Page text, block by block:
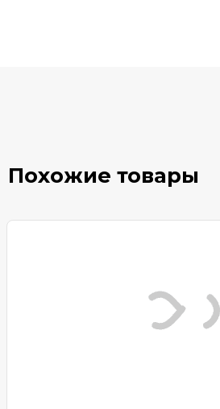
Похожие товары